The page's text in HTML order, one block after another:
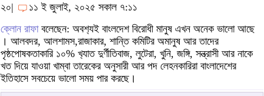
২০|
১১ ই জুলাই, ২০২৫ সকাল ৭:১১
ক্লোন রাফাবলেছেন: অবশ‍্যই বাংলদেশ বিরোধী মানুষ এখন অনেক ভালো আছে
। আলবদর, আলশামস,রাজাকার, শান্তি কমিটির অমানুষ আর তাদের
পৃষ্ঠপোষকতাকারি ১০% খ‍্যাত দুর্ণীতিবাজ, লুটেরা, খুনি, জঙ্গি, সন্ত্রাসী আর নাকে
খত দিয়ে যাওয়া খাম্বা তারেকের অনুসারী আর পদ লেহনকারিরা বাংলাদেশের
ইতিহাসে সবচেয়ে ভালো সময় পার করছে।